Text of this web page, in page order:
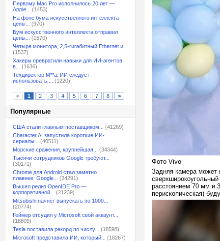
Первому Mac Pro исполнилось 20 лет —
Apple...
(1453)
На фоне бума искусственного интеллекта
цены...
(970)
Бум искусственного интеллекта отправил
цены...
(1570)
Четыре монитора, 2,5-гигабитный Ethernet и...
(1537)
Хакеры превратили навыки для ИИ-агентов
в...
(1636)
Техдиректор M**a: ИИ следует
использовать,...
(1220)
< 1 2 3 4 5 6 7 8 >
Популярные
США стали главным поставщиком...
(41269)
Character.AI запустила короткие ИИ-
сериалы...
(40511)
Морские сражения, крупнейшая...
(34344)
Тысячи сотрудников Google требуют...
(30171)
Chrome для Android стал заметно
плавнее: Google...
(24291)
Вышел релиз OpenIDE Pro —
корпоративной...
(21239)
Mitsubishi начнёт выпускать по 1000...
(20774)
Геймер отсудил у Microsoft свой аккаунт...
(18809)
Tesla поставила рекорд по числу...
(18598)
Microsoft представила ИИ, который...
(18267)
Фото Vivo
Задняя камера может
расстоянием 70 мм и
перископическая)